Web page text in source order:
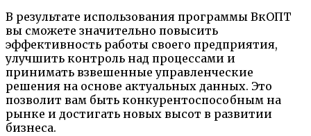
В результате использования программы ВкОПТ
вы сможете значительно повысить
эффективность работы своего предприятия,
улучшить контроль над процессами и
принимать взвешенные управленческие
решения на основе актуальных данных. Это
позволит вам быть конкурентоспособным на
рынке и достигать новых высот в развитии
бизнеса.